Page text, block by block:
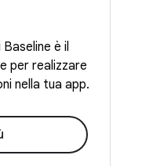
è il
per realizzare
nella tua app.